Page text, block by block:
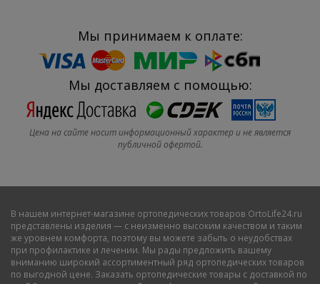
Мы принимаем к оплате:
Мы доставляем с помощью:
Цена на сайте носит информационный характер и не является
публичной офертой.
В нашем интернет-магазине ортопедических товаров OrtoLife24.ru
представлены изделия — с неизменно высоким качеством и таким
же уровнем комфорта, поэтому вы можете забыть о неудобствах
при профилактике и лечении. Мы рады предложить вашему
вниманию широкий ассортиментный ряд ортопедических товаров
по выгодной цене. Заказать ортопедические товары с доставкой по